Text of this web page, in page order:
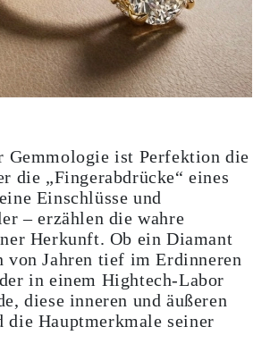
Gemmologie ist Perfektion die
die „Fingerabdrücke“ eines
Einschlüsse und
– erzählen die wahre
Herkunft. Ob ein Diamant
Jahren tief im Erdinneren
in einem Hightech-Labor
diese inneren und äußeren
die Hauptmerkmale seiner